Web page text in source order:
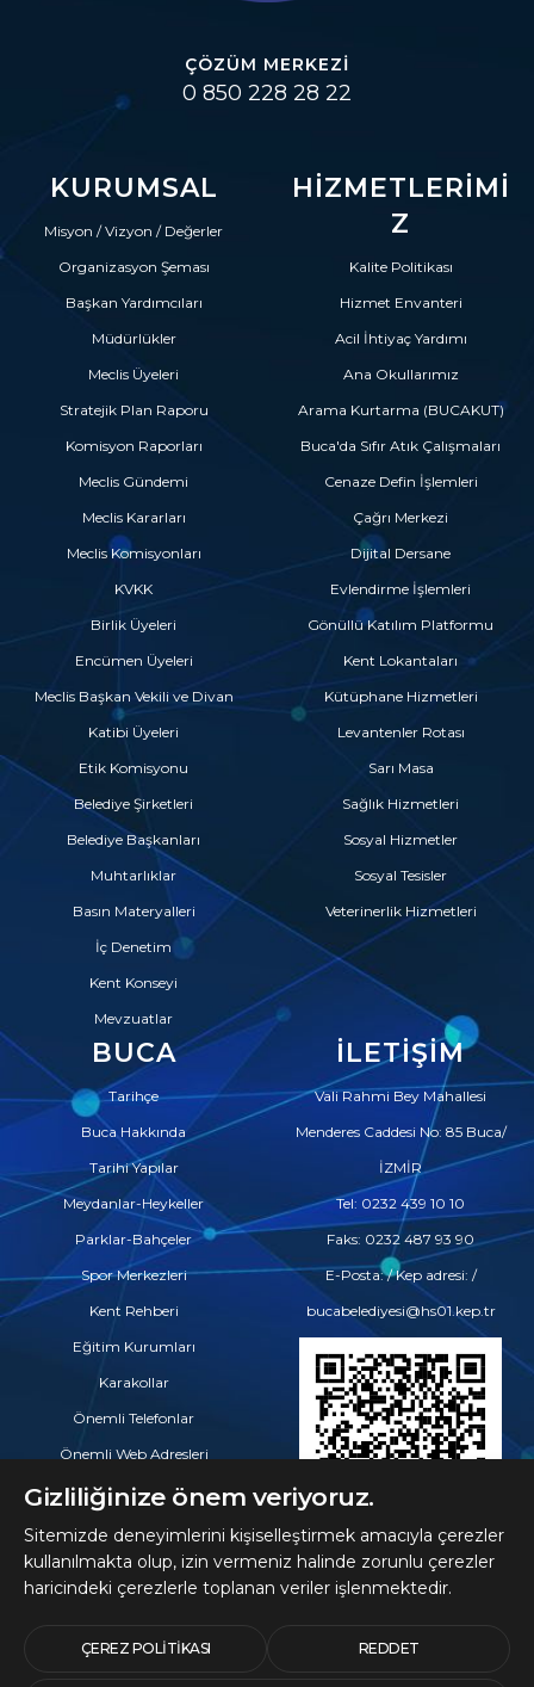
ÇÖZÜM MERKEZI
0 850 228 28 22
KURUMSAL
Misyon / Vizyon / Değerler
Organizasyon Şeması
Başkan Yardımcıları
Müdürlükler
Meclis Üyeleri
Stratejik Plan Raporu
Komisyon Raporları
Meclis Gündemi
Meclis Kararları
Meclis Komisyonları
KVKK
Birlik Üyeleri
Encümen Üyeleri
Meclis Başkan Vekili ve Divan
Katibi Üyeleri
Etik Komisyonu
Belediye Şirketleri
Belediye Başkanları
Muhtarlıklar
Basın Materyalleri
İç Denetim
Kent Konseyi
Mevzuatlar
HIZMETLERIMI
Z
Kalite Politikası
Hizmet Envanteri
Acil İhtiyaç Yardımı
Ana Okullarımız
Arama Kurtarma (BUCAKUT)
Buca'da Sıfır Atık Çalışmaları
Cenaze Defin İşlemleri
Çağrı Merkezi
Dijital Dersane
Evlendirme İşlemleri
Gönüllü Katılım Platformu
Kent Lokantaları
Kütüphane Hizmetleri
Levantenler Rotası
Sarı Masa
Sağlık Hizmetleri
Sosyal Hizmetler
Sosyal Tesisler
Veterinerlik Hizmetleri
BUCA
Tarihçe
Buca Hakkında
Tarihi Yapılar
Meydanlar-Heykeller
Parklar-Bahçeler
Spor Merkezleri
Kent Rehberi
Eğitim Kurumları
Karakollar
Önemli Telefonlar
Önemli Web Adresleri
Eczaneler
Hastaneler ve Tıp Merkezleri
İLETIŞIM
Vali Rahmi Bey Mahallesi
Menderes Caddesi No: 85 Buca/
İZMİR
Tel: 0232 439 10 10
Faks: 0232 487 93 90
E-Posta: / Kep adresi: /
bucabelediyesi@hs01.kep.tr
Gizliliğinize önem veriyoruz.
Sitemizde deneyimlerini kişiselleştirmek amacıyla çerezler
kullanılmakta olup, izin vermeniz halinde zorunlu çerezler
haricindeki çerezlerle toplanan veriler işlenmektedir.
ÇEREZ POLITIKASI REDDET